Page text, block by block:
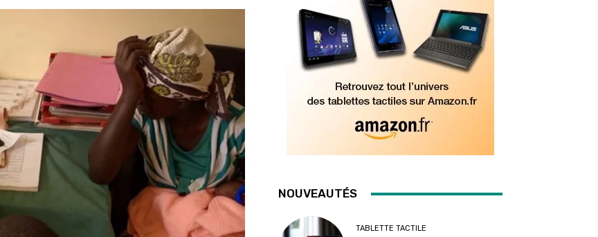
NOUVEAUTÉS
TABLETTE TACTILE